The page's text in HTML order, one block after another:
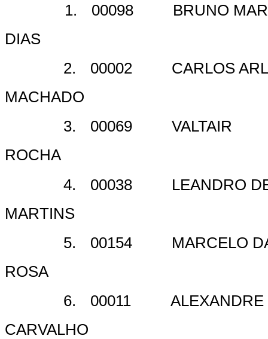
1. 00098
BRUNO
DIAS
2.
00002
CARLOS
MACHADO
3.
00069
VALTAIR
ROCHA
4.
00038
LEANDRO
MARTINS
5.
00154
MARCELO
ROSA
6.
00011
ALEXANDRE
CARVALHO